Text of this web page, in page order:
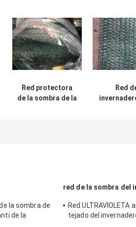
Red protectora
de la sombra de la
Red
la sombra de
de la
red de la sombra del
Red ULTRAVIOLETA
tejado del